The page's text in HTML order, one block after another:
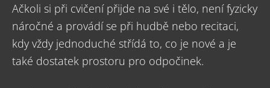
Ačkoli si při cvičení přijde na své i tělo, není fyzicky
náročné a provádí se při hudbě nebo recitaci,
kdy vždy jednoduché střídá to, co je nové a je
také dostatek prostoru pro odpočinek.